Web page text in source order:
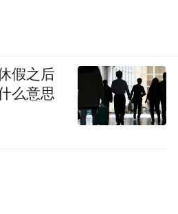
列一共有五款，小杯、
假之后
么意思